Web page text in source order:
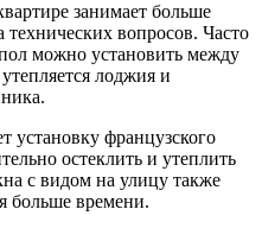
занимает больше
вопросов. Часто
можно установить между
лоджия и
установку французского
остеклить и утеплить
с видом на улицу также
больше времени.